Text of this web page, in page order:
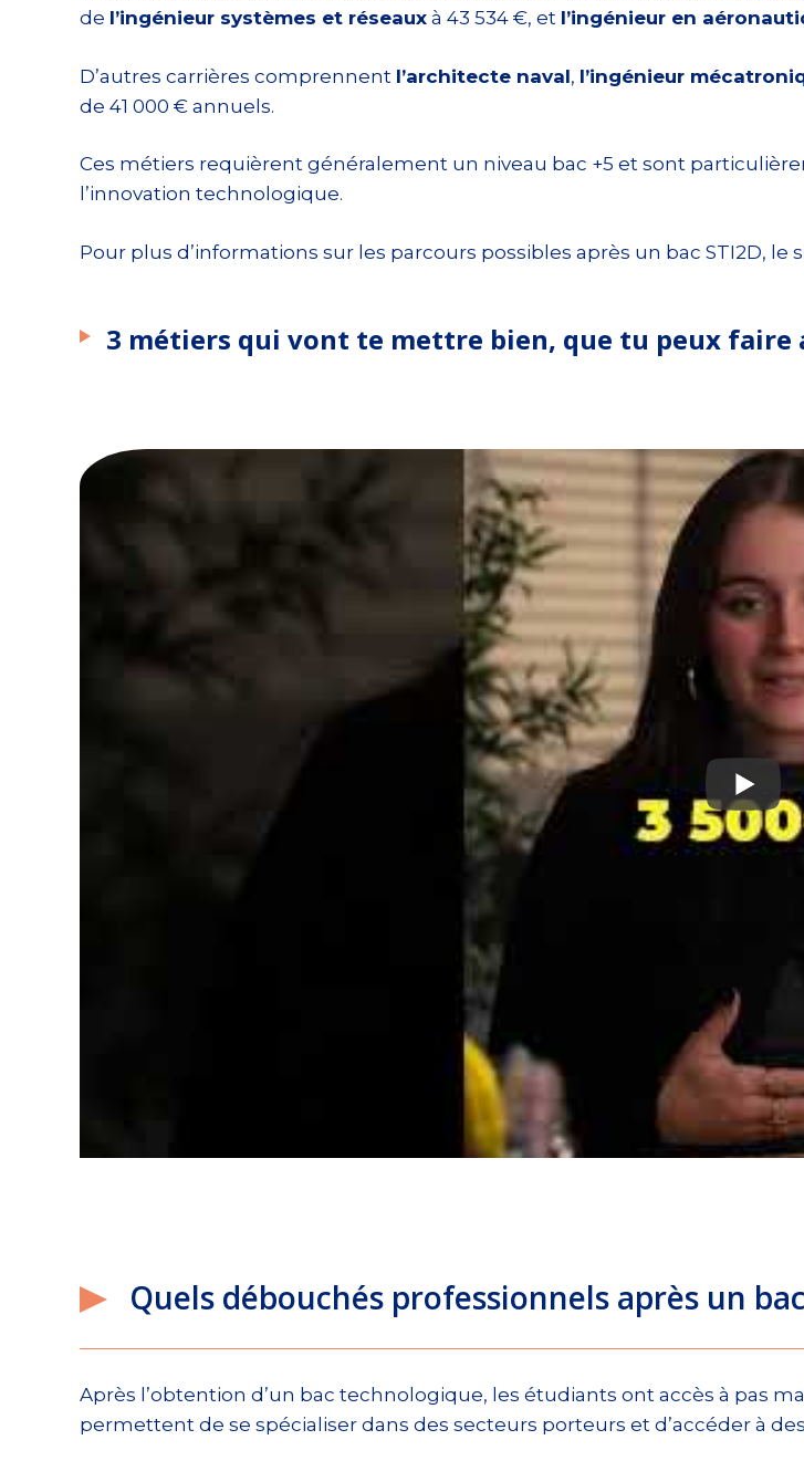
de l’ingénieur systèmes et réseaux à 43 534 €, et l’ingénieur en
D’autres carrières comprennent l’architecte naval, l’ingénieur
de 41 000 € annuels.
Ces métiers requièrent généralement un niveau bac +5 et sont
l’innovation technologique.
Pour plus d’informations sur les parcours possibles après un bac STI2D, le
3 métiers qui vont te mettre bien, que tu peux faire
Quels débouchés professionnels après un
Après l’obtention d’un bac technologique, les étudiants ont accès à pas
permettent de se spécialiser dans des secteurs porteurs et d’accéder à